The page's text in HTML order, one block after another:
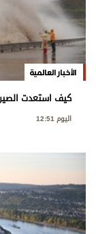
الأخبار العالمية
كيف استعدت
اليوم 12:51